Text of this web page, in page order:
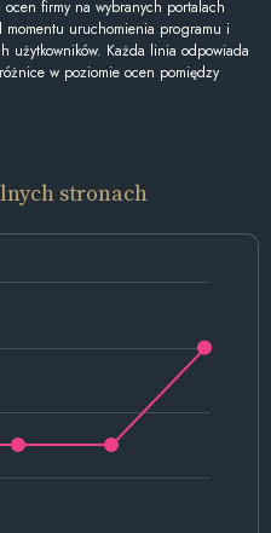
firmy na wybranych portalach
momentu uruchomienia programu i
użytkowników. Każda linia odpowiada
w poziomie ocen pomiędzy
stronach